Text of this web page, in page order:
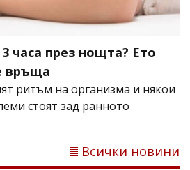
часа през нощта? Ето
връща
ритъм на организма и някои
стоят зад ранното
Всички новини